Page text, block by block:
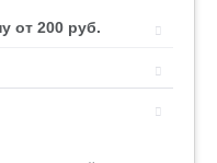
от 200 руб.